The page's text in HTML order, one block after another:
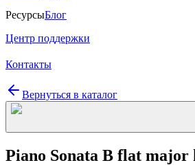
РесурсыБлог
Центр поддержки
Контакты
Вернуться в каталог
Piano Sonata B flat major